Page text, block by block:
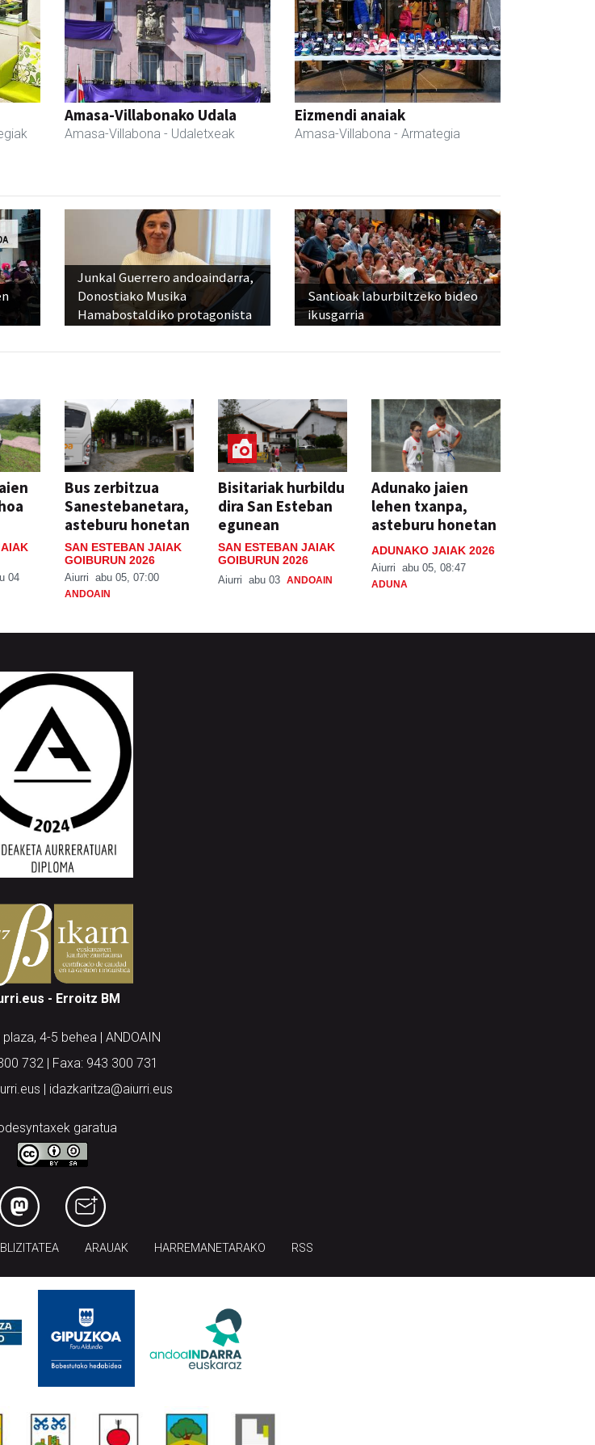
Amasa-Villabonako Udala
Amasa-Villabona - Udaletxeak
Eizmendi anaiak
Amasa-Villabona - Armategia
Junkal Guerrero andoaindarra,
Donostiako Musika
Hamabostaldiko protagonista
Santioak laburbiltzeko bideo
ikusgarria
04
Bus zerbitzua
Sanestebanetara,
asteburu honetan
SAN ESTEBAN JAIAK
GOIBURUN 2026
Aiurri abu 05, 07:00
ANDOAIN
Bisitariak hurbildu
dira San Esteban
egunean
SAN ESTEBAN JAIAK
GOIBURUN 2026
Aiurri abu 03 ANDOAIN
Adunako jaien
lehen txanpa,
asteburu honetan
ADUNAKO JAIAK 2026
Aiurri abu 05, 08:47
ADUNA
- Erroitz BM
4-5 behea | ANDOAIN
732 | Faxa: 943 300 731
| idazkaritza@aiurri.eus
garatua
ARAUAK HARREMANETARAKO RSS